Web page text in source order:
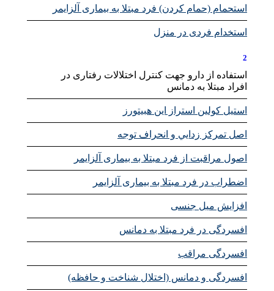
استحمام (حمام کردن) فرد مبتلا به بیماری آلزایمر
استخدام فردی در منزل
2
استفاده از دارو جهت کنترل اختلالات رفتاری در
افراد مبتلا به دمانس
استیل کولین استراز این هبیتورز
اصل تمركز زدايي و انحراف توجه
اصول مراقبت از فرد مبتلا به بیماری آلزایمر
اضطراب در فرد مبتلا به بیماری آلزایمر
افزایش میل جنسی
افسردگی در فرد مبتلا به دمانس
افسردگی مراقب
افسردگی و دمانس (اختلال شناخت و حافظه)